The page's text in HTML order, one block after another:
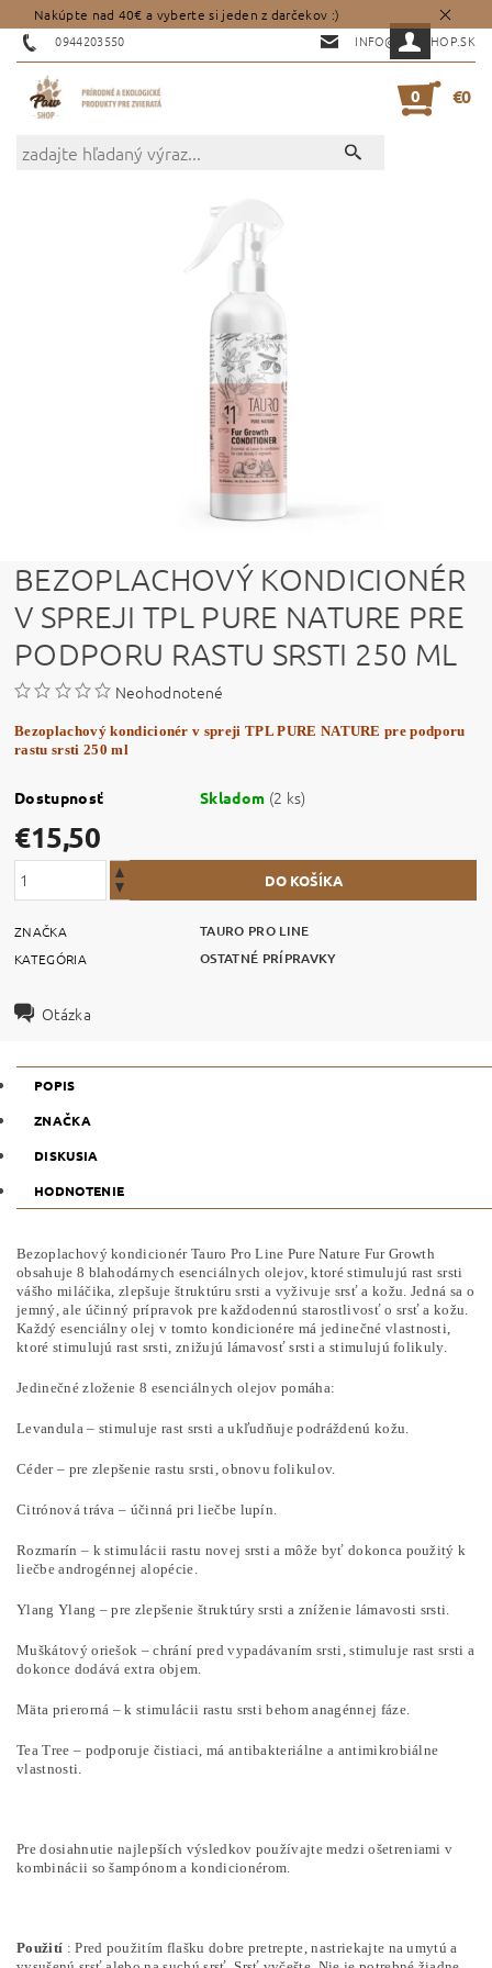
Nakúpte nad 40€ a vyberte si jeden z darčekov :)
0944203550
INFO@PAWSHOP.SK
0 €0
BEZOPLACHOVÝ KONDICIONÉR
V SPREJI TPL PURE NATURE PRE
PODPORU RASTU SRSTI 250 ML
Neohodnotené
Bezoplachový kondicionér v spreji TPL PURE NATURE pre podporu
rastu srsti 250 ml
Dostupnosť Skladom (2 ks)
€15,50
ZNAČKA TAURO PRO LINE
KATEGÓRIA OSTATNÉ PRÍPRAVKY
Otázka
POPIS
ZNAČKA
DISKUSIA
HODNOTENIE
Bezoplachový kondicionér Tauro Pro Line Pure Nature Fur Growth
obsahuje 8 blahodárnych esenciálnych olejov, ktoré stimulujú rast srsti
vášho miláčika, zlepšuje štruktúru srsti a vyživuje srsť a kožu. Jedná sa o
jemný, ale účinný prípravok pre každodennú starostlivosť o srsť a kožu.
Každý esenciálny olej v tomto kondicionére má jedinečné vlastnosti,
ktoré stimulujú rast srsti, znižujú lámavosť srsti a stimulujú folikuly.
Jedinečné zloženie 8 esenciálnych olejov pomáha:
Levandula – stimuluje rast srsti a ukľudňuje podráždenú kožu.
Céder – pre zlepšenie rastu srsti, obnovu folikulov.
Citrónová tráva – účinná pri liečbe lupín.
Rozmarín – k stimulácii rastu novej srsti a môže byť dokonca použitý k
liečbe androgénnej alopécie.
Ylang Ylang – pre zlepšenie štruktúry srsti a zníženie lámavosti srsti.
Muškátový oriešok – chrání pred vypadávaním srsti, stimuluje rast srsti a
dokonce dodává extra objem.
Mäta prierorná – k stimulácii rastu srsti behom anagénnej fáze.
Tea Tree – podporuje čistiaci, má antibakteriálne a antimikrobiálne
vlastnosti.
Pre dosiahnutie najlepších výsledkov používajte medzi ošetreniami v
kombinácii so šampónom a kondicionérom.
Použití : Pred použitím flašku dobre pretrepte, nastriekajte na umytú a